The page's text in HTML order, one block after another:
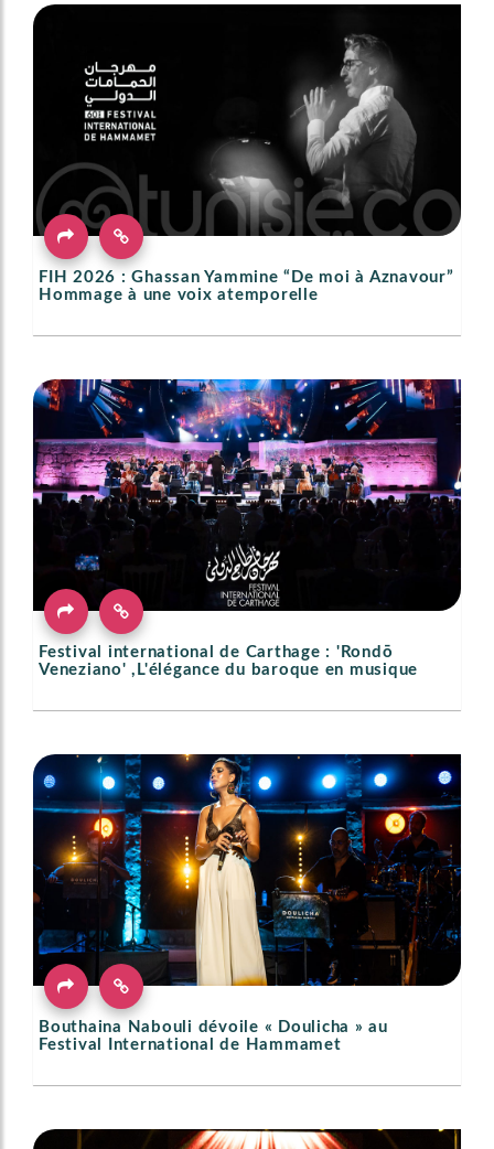
FIH 2026 : Ghassan Yammine “De moi à Aznavour”
Hommage à une voix atemporelle
Festival international de Carthage : 'Rondō
Veneziano' ,L'élégance du baroque en musique
Bouthaina Nabouli dévoile « Doulicha » au
Festival International de Hammamet